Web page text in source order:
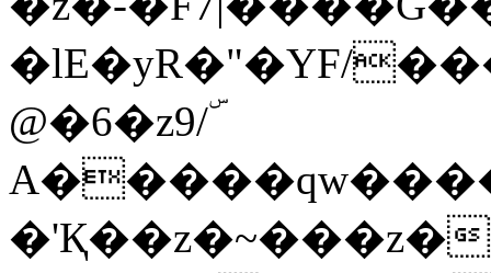
�lE�yR�"�YF/
@�6�z9/ۜ
�'Қ��z�~���z�